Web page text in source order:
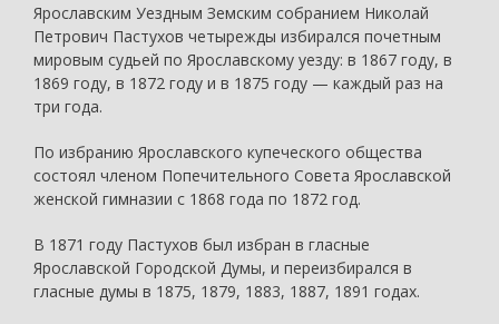
Ярославским Уездным Земским собранием Николай
Петрович Пастухов четырежды избирался почетным
мировым судьей по Ярославскому уезду: в 1867 году, в
1869 году, в 1872 году и в 1875 году — каждый раз на
три года.
По избранию Ярославского купеческого общества
состоял членом Попечительного Совета Ярославской
женской гимназии с 1868 года по 1872 год.
В 1871 году Пастухов был избран в гласные
Ярославской Городской Думы, и переизбирался в
гласные думы в 1875, 1879, 1883, 1887, 1891 годах.